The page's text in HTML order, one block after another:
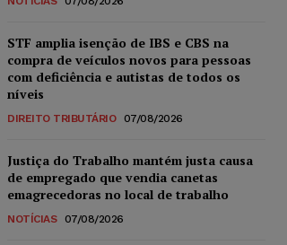
STF amplia isenção de IBS e CBS na
compra de veículos novos para pessoas
com deficiência e autistas de todos os
níveis
DIREITO TRIBUTÁRIO 07/08/2026
Justiça do Trabalho mantém justa causa
de empregado que vendia canetas
emagrecedoras no local de trabalho
NOTÍCIAS 07/08/2026